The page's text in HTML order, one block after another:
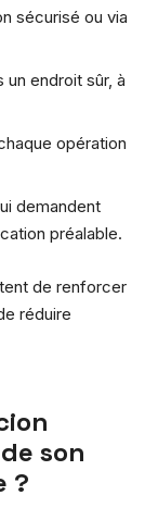
sécurisé ou via
endroit sûr, à
opération
demandent
préalable.
de renforcer
réduire
son
?